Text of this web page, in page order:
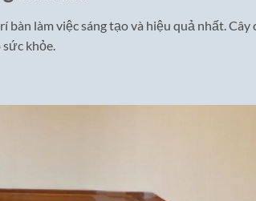
làm việc sáng tạo và hiệu quả nhất. Cây
khỏe.